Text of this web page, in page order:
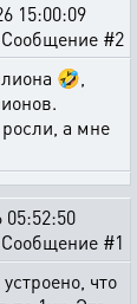
15:00:09
Сообщение #2
🤣,
а мне
05:52:50
Сообщение #1
что